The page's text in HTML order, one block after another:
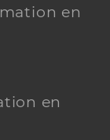
en
en